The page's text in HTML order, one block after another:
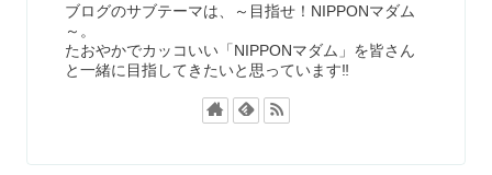
ブログのサブテーマは、～目指せ！NIPPONマダム
～。
たおやかでカッコいい「NIPPONマダム」を皆さん
と一緒に目指してきたいと思っています‼